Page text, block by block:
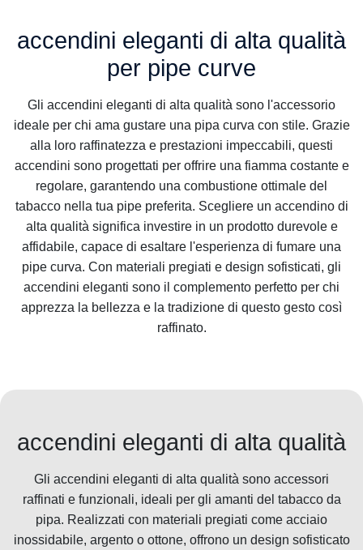
accendini eleganti di alta qualità
per pipe curve
Gli accendini eleganti di alta qualità sono l'accessorio
ideale per chi ama gustare una pipa curva con stile. Grazie
alla loro raffinatezza e prestazioni impeccabili, questi
accendini sono progettati per offrire una fiamma costante e
regolare, garantendo una combustione ottimale del
tabacco nella tua pipe preferita. Scegliere un accendino di
alta qualità significa investire in un prodotto durevole e
affidabile, capace di esaltare l'esperienza di fumare una
pipe curva. Con materiali pregiati e design sofisticati, gli
accendini eleganti sono il complemento perfetto per chi
apprezza la bellezza e la tradizione di questo gesto così
raffinato.
accendini eleganti di alta qualità
Gli accendini eleganti di alta qualità sono accessori
raffinati e funzionali, ideali per gli amanti del tabacco da
pipa. Realizzati con materiali pregiati come acciaio
inossidabile, argento o ottone, offrono un design sofisticato